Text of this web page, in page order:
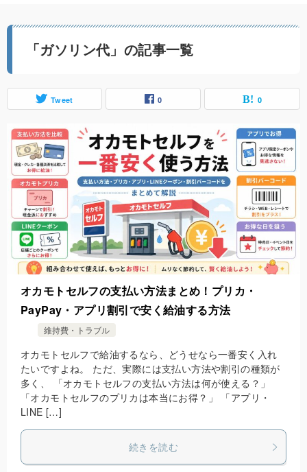
「ガソリン代」の記事一覧
Tweet 0 0
オカモトセルフの支払い方法まとめ！プリカ・
PayPay・アプリ割引で安く給油する方法
維持費・トラブル
オカモトセルフで給油するなら、どうせなら一番安く入れ
たいですよね。 ただ、実際には支払い方法や割引の種類が
多く、 「オカモトセルフの支払い方法は何が使える？」
「オカモトセルフのプリカは本当にお得？」 「アプリ・
LINE […]
続きを読む